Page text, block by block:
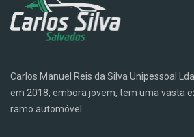
Carlos Manuel Reis da Silva Unipessoal
em 2018, embora jovem, tem uma vasta
ramo automóvel.